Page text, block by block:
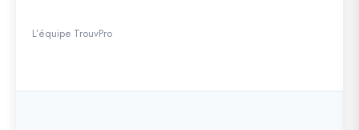
L’équipe TrouvPro